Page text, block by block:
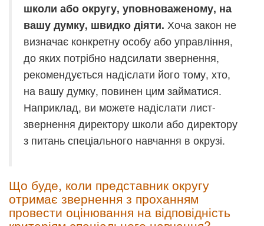
школи або округу, уповноваженому, на
вашу думку, швидко діяти. Хоча закон не
визначає конкретну особу або управління,
до яких потрібно надсилати звернення,
рекомендується надіслати його тому, хто,
на вашу думку, повинен цим займатися.
Наприклад, ви можете надіслати лист-
звернення директору школи або директору
з питань спеціального навчання в окрузі.
Що буде, коли представник округу
отримає звернення з проханням
провести оцінювання на відповідність